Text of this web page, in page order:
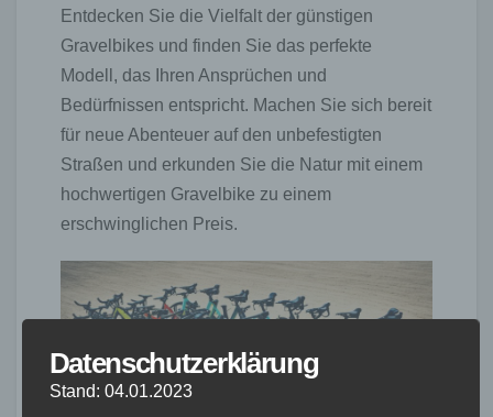
Entdecken Sie die Vielfalt der günstigen
Gravelbikes und finden Sie das perfekte
Modell, das Ihren Ansprüchen und
Bedürfnissen entspricht. Machen Sie sich bereit
für neue Abenteuer auf den unbefestigten
Straßen und erkunden Sie die Natur mit einem
hochwertigen Gravelbike zu einem
erschwinglichen Preis.
Datenschutzerklärung
Stand: 04.01.2023